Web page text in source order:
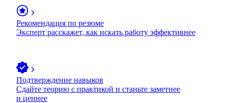
Рекомендация по резюме
Эксперт расскажет, как искать работу эффективнее
Подтверждение навыков
Сдайте теорию с практикой и станьте заметнее
и ценнее